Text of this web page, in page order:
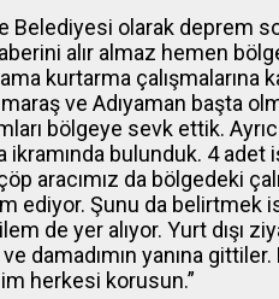
Belediyesi olarak deprem
alır almaz hemen
kurtarma çalışmalarına
ve Adıyaman başta
bölgeye sevk ettik.
ikramında bulunduk. 4 adet
aracımız da bölgedeki
ediyor. Şunu da
de yer alıyor. Yurt dışı
damadımın yanına
herkesi korusun.”